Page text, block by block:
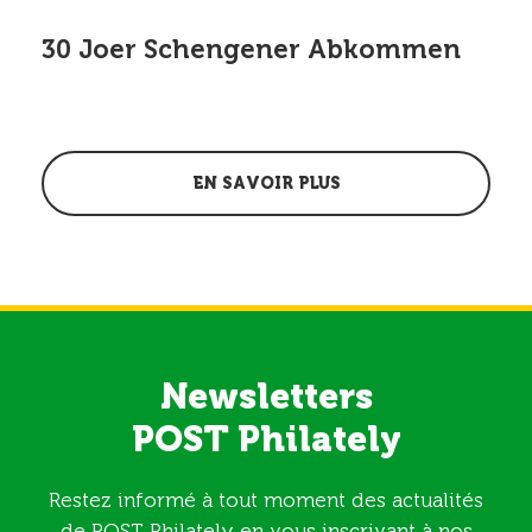
30 Joer Schengener Abkommen
EN SAVOIR PLUS
Newsletters
POST Philately
Restez informé à tout moment des actualités